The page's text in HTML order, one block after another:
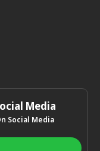
Media
Social Media